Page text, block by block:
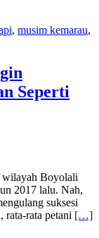
, musim kemarau,
Seperti
Boyolali
2017 lalu. Nah,
suksesi
rata petani […]